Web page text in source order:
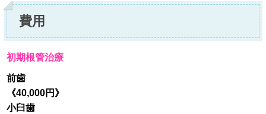
費用
初期根管治療
前歯
《40,000円》
小臼歯